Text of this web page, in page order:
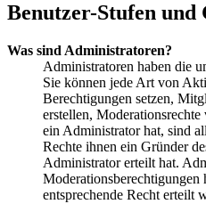
Benutzer-Stufen und
Was sind Administratoren?
Administratoren haben die
Sie können jede Art von
Berechtigungen setzen,
erstellen,
ein Administrator hat, sind
Rechte ihnen ein Gründer
Administrator erteilt hat.
Moderationsberechtigungen
entsprechende Recht erteilt